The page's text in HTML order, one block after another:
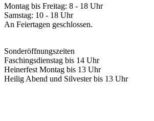
Montag bis Freitag: 8 - 18 Uhr
Samstag: 10 - 18 Uhr
An Feiertagen geschlossen.
Sonderöffnungszeiten
Faschingsdienstag bis 14 Uhr
Heinerfest Montag bis 13 Uhr
Heilig Abend und Silvester bis 13 Uhr